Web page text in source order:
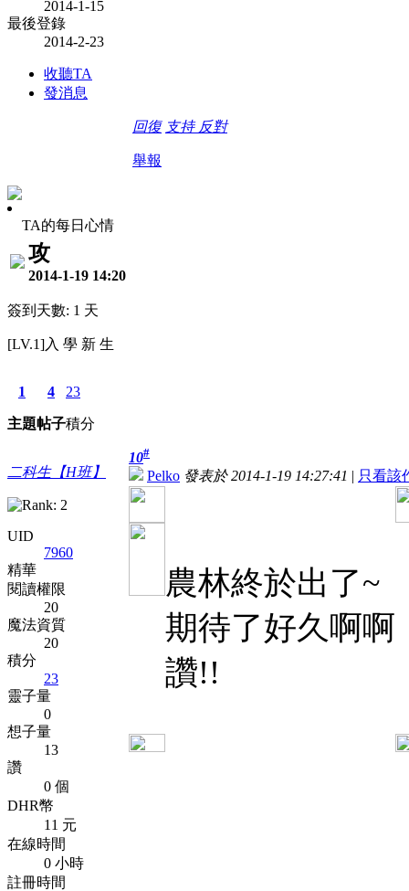
2014-1-15
最後登錄
2014-2-23
收聽TA
發消息
回復 支持 反對
舉報
TA的每日心情
攻
2014-1-19 14:20
簽到天數: 1 天
[LV.1]入 學 新 生
1
主題
4
帖子
23
積分
二科生【H班】
UID
7960
精華
閱讀權限
20
魔法資質
20
積分
23
靈子量
0
想子量
13
讚
0 個
DHR幣
11 元
在線時間
0 小時
註冊時間
10#
Pelko 發表於 2014-1-19 14:27:41 | 只看該
農林終於出了~
期待了好久啊啊
讚!!